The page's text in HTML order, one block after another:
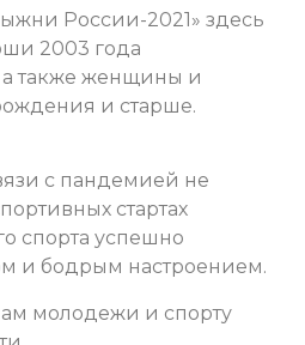
России-2021» здесь
2003 года
также женщины и
и старше.
с пандемией не
стартах
спорта успешно
и бодрым настроением.
молодежи и спорту